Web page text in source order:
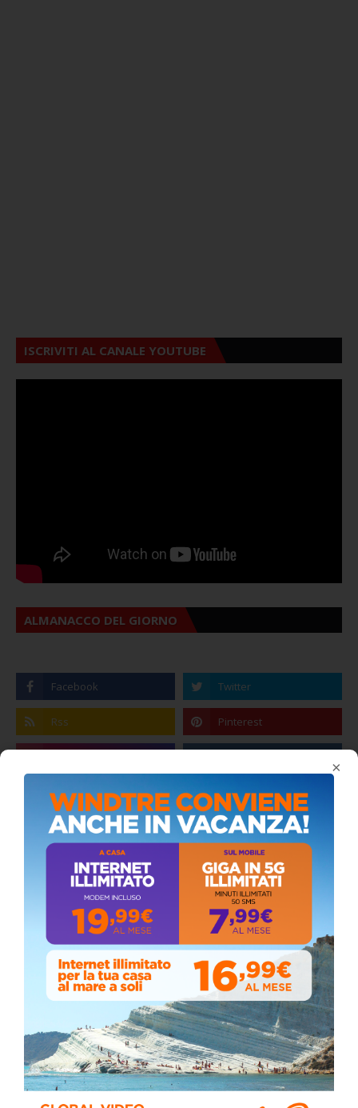
×
ISCRIVITI AL CANALE YOUTUBE
ALMANACCO DEL GIORNO
Coronavirus: messaggio del Sindaco Zambito
ai cittadini
Domenica, Novembre 22, 2020
Circolo della stampa, terzo appuntamento
con il giornalista Giacinto Pipitone
Martedì, Agosto 04, 2026
Elezioni a Siculiana, in testa candidato
sindaco Zambito
Lunedì, Ottobre 05, 2020
📅 ESTATE MEDITERRANEA 2026 – COMUNE DI
SICULIANA
July 24, 2026